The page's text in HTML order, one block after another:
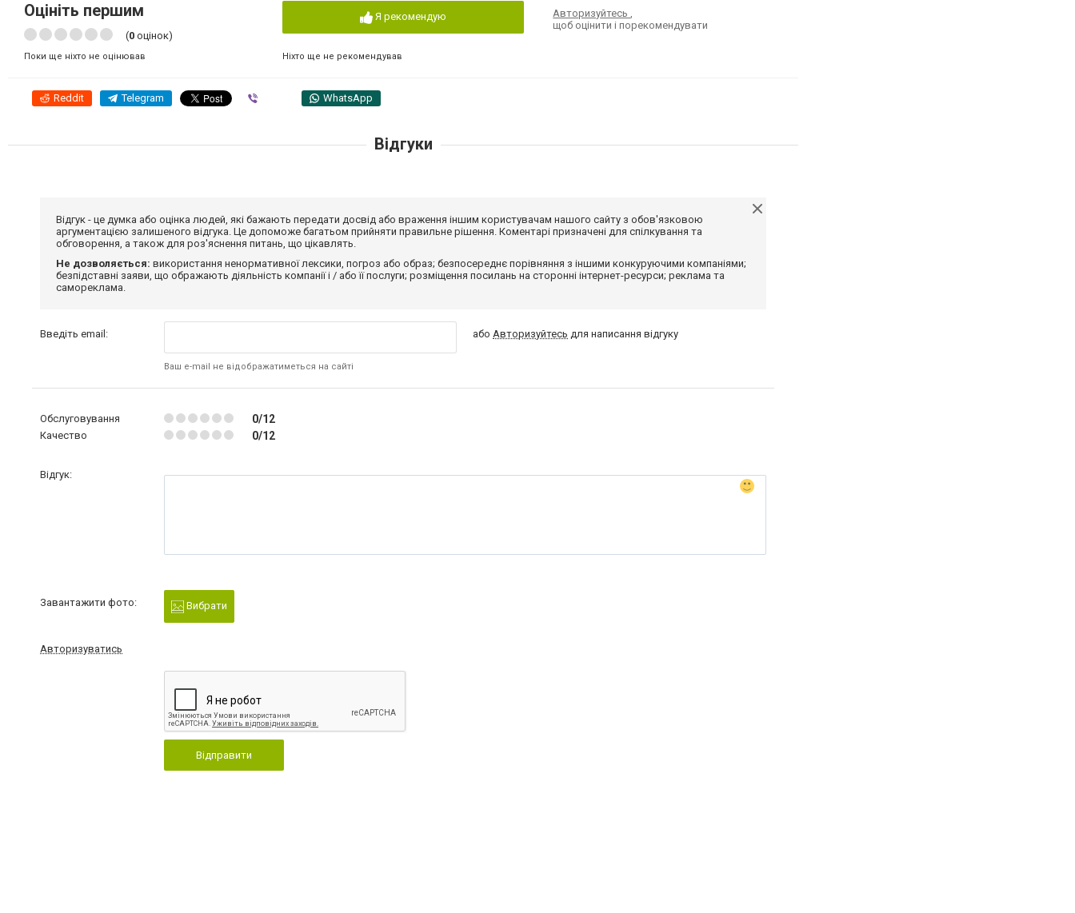
Оцініть першим
(0 оцінок)
Поки ще ніхто не оцінював
Я рекомендую
Ніхто ще не рекомендував
Авторизуйтесь,
щоб оцінити і порекомендувати
Reddit Telegram WhatsApp
Відгуки
Відгук - це думка або оцінка людей, які бажають передати досвід або враження іншим користувачам нашого сайту з обов'язковою
аргументацією залишеного відгука. Це допоможе багатьом прийняти правильне рішення. Коментарі призначені для спілкування та
обговорення, а також для роз'яснення питань, що цікавлять.
Не дозволяється: використання ненормативної лексики, погроз або образ; безпосереднє порівняння з іншими конкуруючими компаніями;
безпідставні заяви, що ображають діяльність компанії і / або її послуги; розміщення посилань на сторонні інтернет-ресурси; реклама та
самореклама.
Введіть email:
Ваш e-mail не відображатиметься на сайті
абоАвторизуйтесь для написання відгуку
Обслуговування 0/12
Качество 0/12
Відгук:
Завантажити фото: Вибрати
Авторизуватись
Відправити